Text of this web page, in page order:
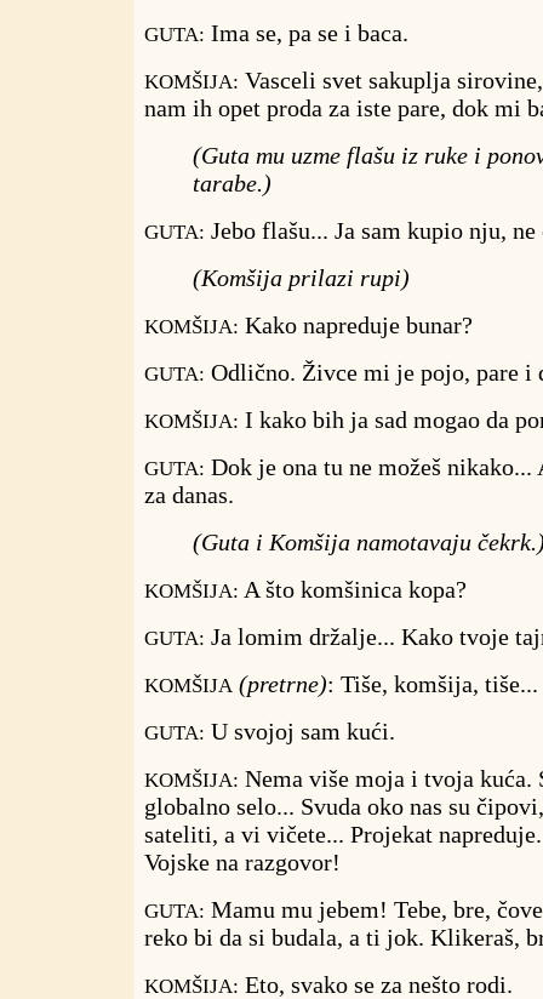
GUTA: Ima se, pa se i baca.
KOMŠIJA: Vasceli svet sakuplja
nam ih opet proda za iste pare, dok mi
(Guta mu uzme flašu iz ruke i
tarabe.)
GUTA: Jebo flašu... Ja sam kupio nju, ne
(Komšija prilazi rupi)
KOMŠIJA: Kako napreduje bunar?
GUTA: Odlično. Živce mi je pojo, pare i
KOMŠIJA: I kako bih ja sad mogao da
GUTA: Dok je ona tu ne možeš nikako...
za danas.
(Guta i Komšija namotavaju
KOMŠIJA: A što komšinica kopa?
GUTA: Ja lomim držalje... Kako tvoje
KOMŠIJA (pretrne): Tiše, komšija, tiše...
GUTA: U svojoj sam kući.
KOMŠIJA: Nema više moja i tvoja kuća.
globalno selo... Svuda oko nas su
sateliti, a vi vičete... Projekat
Vojske na razgovor!
GUTA: Mamu mu jebem! Tebe, bre,
reko bi da si budala, a ti jok. Klikeraš,
KOMŠIJA: Eto, svako se za nešto rodi.